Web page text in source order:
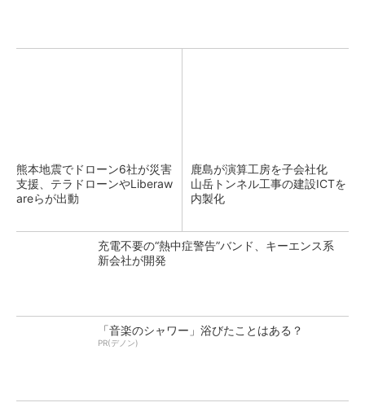
熊本地震でドローン6社が災害
支援、テラドローンやLiberaw
areらが出動
鹿島が演算工房を子会社化
山岳トンネル工事の建設ICTを
内製化
充電不要の“熱中症警告”バンド、キーエンス系
新会社が開発
「音楽のシャワー」浴びたことはある？
PR(デノン)